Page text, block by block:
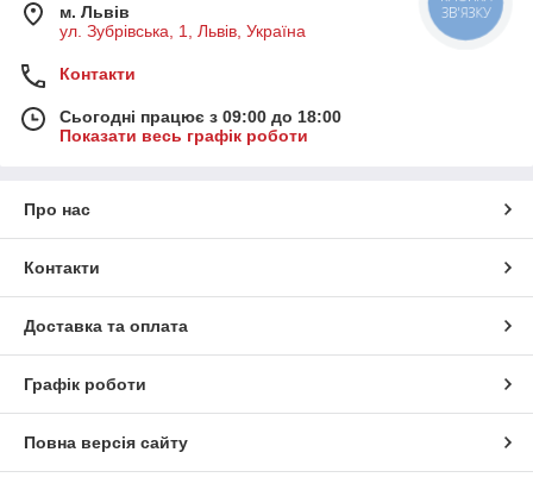
м. Львів
ул. Зубрівська, 1, Львів, Україна
Контакти
Сьогодні працює з 09:00 до 18:00
Показати весь графік роботи
Про нас
Контакти
Доставка та оплата
Графік роботи
Повна версія сайту
ЗВ'ЯЗКУ